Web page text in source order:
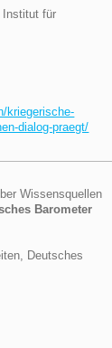
Institut für
kriegerische-
dialog-praegt/
Wissensquellen
Barometer
Deutsches